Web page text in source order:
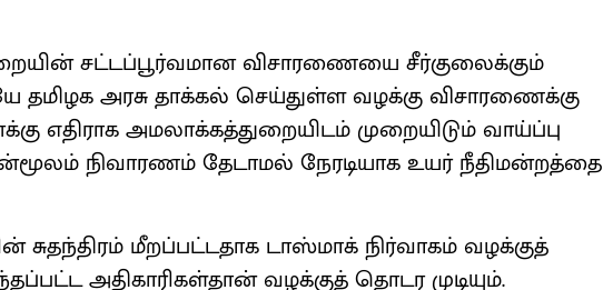
சட்டப்பூர்வமான விசாரணையை சீர்குலைக்கும்
தமிழக அரசு தாக்கல் செய்துள்ள வழக்கு விசாரணைக்கு
எதிராக அமலாக்கத்துறையிடம் முறையிடும் வாய்ப்பு
நிவாரணம் தேடாமல் நேரடியாக உயர் நீதிமன்றத்தை
சுதந்திரம் மீறப்பட்டதாக டாஸ்மாக் நிர்வாகம் வழக்குத்
அதிகாரிகள்தான் வழக்குத் தொடர முடியும்.